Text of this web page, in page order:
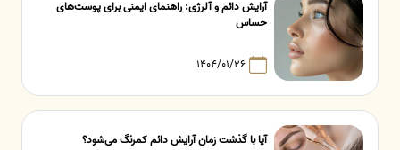
آرایش دائم و آلرژی: راهنمای ایمنی برای پوست‌های
حساس
۱۴۰۴/۰۱/۲۶
آیا با گذشت زمان آرایش دائم کمرنگ می‌شود؟